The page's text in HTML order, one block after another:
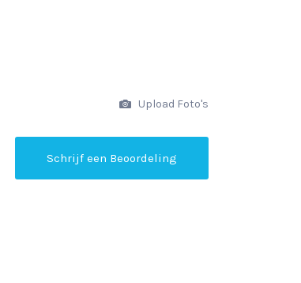
Upload Foto's
Schrijf een Beoordeling